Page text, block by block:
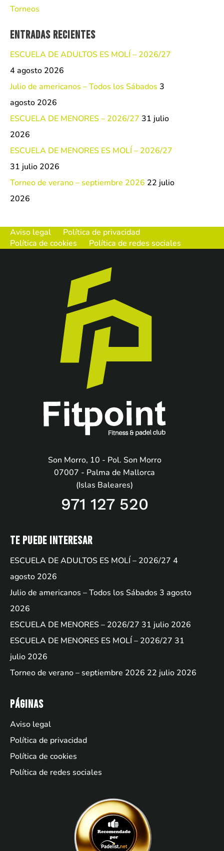
Torneos
Entradas recientes
ESCUELA DE ADULTOS ES MOLÍ – 2026/27
4 agosto 2026
Julio de americanos – Todos los Sábados 3
agosto 2026
ESCUELA DE MENORES – 2026/27 31 julio
2026
ESCUELA DE MENORES ES MOLÍ – 2026/27
31 julio 2026
Torneo de verano – septiembre 2026 22 julio
2026
Aviso legal
Política de privacidad
Política de cookies
Política de redes sociales
Son Morro, 10 - Pol. Son Morro
07007 - Palma de Mallorca
(Islas Baleares)
971 127 520
Te puede interesar
ESCUELA DE ADULTOS ES MOLÍ – 2026/27 4
agosto 2026
Julio de americanos – Todos los Sábados 3 agosto
2026
ESCUELA DE MENORES – 2026/27 31 julio 2026
ESCUELA DE MENORES ES MOLÍ – 2026/27 31
julio 2026
Torneo de verano – septiembre 2026 22 julio 2026
Páginas
Aviso legal
Política de privacidad
Política de cookies
Política de redes sociales